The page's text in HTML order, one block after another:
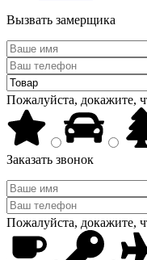
Вызвать замерщика
Пожалуйста, докажите,
Заказать звонок
Пожалуйста, докажите,